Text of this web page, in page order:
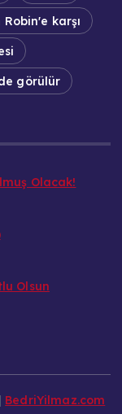
karşı
görülür
Olacak!
Olsun
BedriYilmaz.com